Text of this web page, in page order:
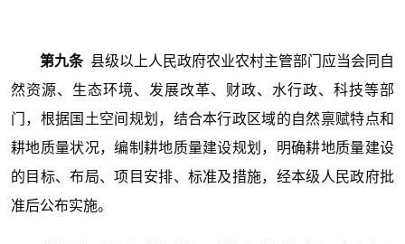
第九条 县级以上人民政府农业农村主管部门应当会同自
然资源、生态环境、发展改革、财政、水行政、科技等部
门，根据国土空间规划，结合本行政区域的自然禀赋特点和
耕地质量状况，编制耕地质量建设规划，明确耕地质量建设
的目标、布局、项目安排、标准及措施，经本级人民政府批
准后公布实施。